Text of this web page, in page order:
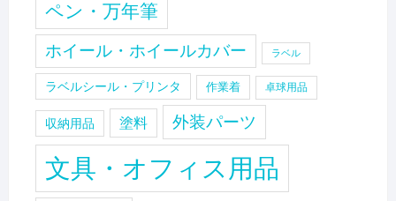
ペン・万年筆
ホイール・ホイールカバー ラベル
ラベルシール・プリンタ 作業着 卓球用品
収納用品 塗料 外装パーツ
文具・オフィス用品